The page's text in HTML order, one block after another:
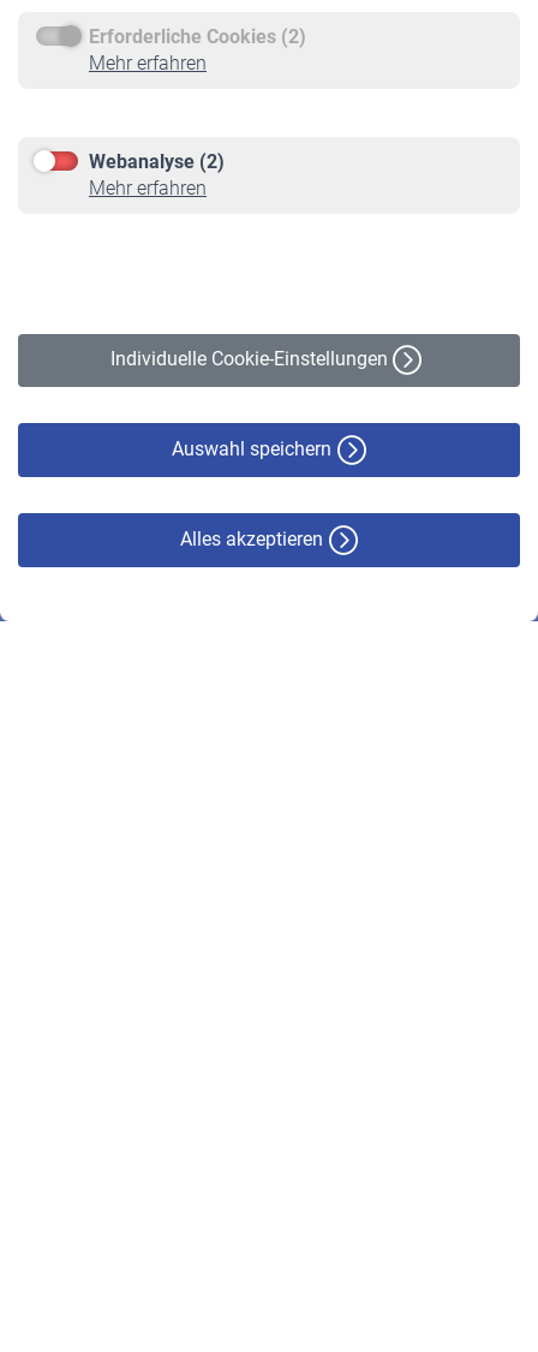
Erforderliche Cookies (2)
Mehr erfahren
Webanalyse (2)
Mehr erfahren
Individuelle Cookie-Einstellungen
Auswahl speichern
Alles akzeptieren
Service
Informationen
Online-Rechner
VBLnewsletter
Erklärung zur Barrierefreiheit
© VBL 2026